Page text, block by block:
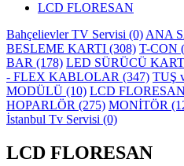
LCD FLORESAN
Bahçelievler TV Servisi (0) ANA
BESLEME KARTI (308) T-CON
BAR (178) LED SÜRÜCÜ
- FLEX KABLOLAR (347) TUŞ
MODÜLÜ (10) LCD
HOPARLÖR (275) MONİTÖR
İstanbul Tv Servisi (0)
LCD FLORESAN